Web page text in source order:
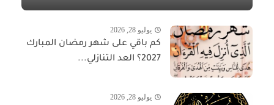
يوليو 28, 2026
كم باقي على شهر رمضان المبارك
2027؟ العد التنازلي...
يوليو 28, 2026